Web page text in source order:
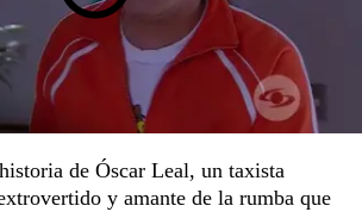
de Óscar Leal, un taxista
y amante de la rumba que